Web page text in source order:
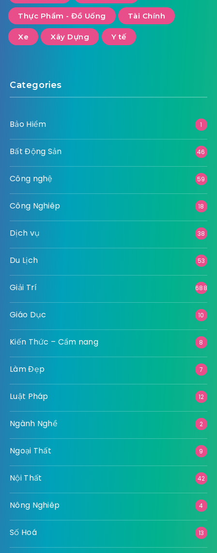
Thực Phẩm - Đồ Uống Tài Chính
Xe Xây Dựng Y tế
Categories
Bảo Hiểm 1
Bất Động Sản 46
Công nghệ 59
Công Nghiêp 18
Dịch vụ 38
Du Lịch 53
Giải Trí 688
Giáo Dục 10
Kiến Thức – Cẩm nang 8
Làm Đẹp 7
Luật Pháp 12
Ngành Nghề 2
Ngoại Thất 9
Nội Thất 42
Nông Nghiêp 4
Số Hoá 13